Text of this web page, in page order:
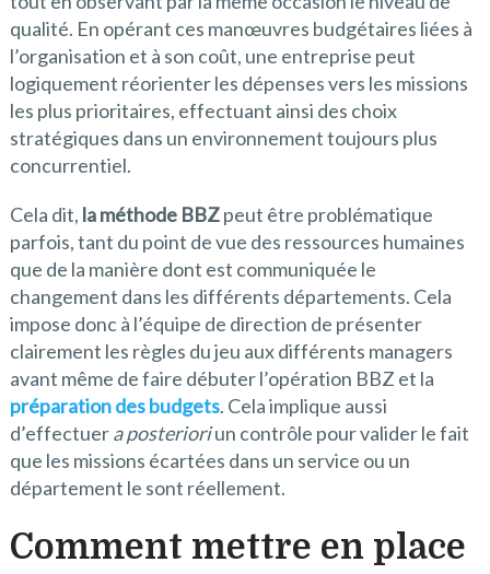
qualité. En opérant ces manœuvres budgétaires liées à
l’organisation et à son coût, une entreprise peut
logiquement réorienter les dépenses vers les missions
les plus prioritaires, effectuant ainsi des choix
stratégiques dans un environnement toujours plus
concurrentiel.
Cela dit, la méthode BBZpeut être problématique
parfois, tant du point de vue des ressources humaines
que de la manière dont est communiquée le
changement dans les différents départements. Cela
impose donc à l’équipe de direction de présenter
clairement les règles du jeu aux différents managers
avant même de faire débuter l’opération BBZ et la
préparation des budgets. Cela implique aussi
d’effectuera posterioriun contrôle pour valider le fait
que les missions écartées dans un service ou un
département le sont réellement.
Comment mettre en place